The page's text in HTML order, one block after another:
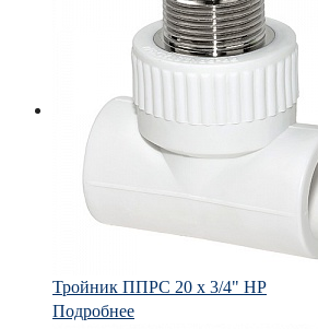
Тройник ППРС 20 х 3/4" НР
Подробнее